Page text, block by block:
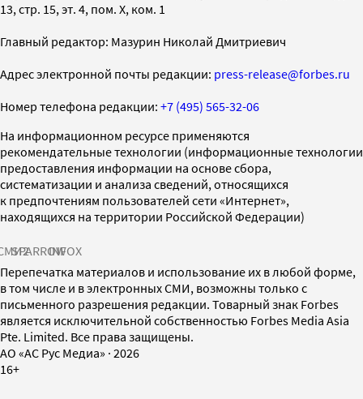
13, стр. 15, эт. 4, пом. X, ком. 1
Главный редактор: Мазурин Николай Дмитриевич
Адрес электронной почты редакции: press-release@forbes.ru
Номер телефона редакции: +7 (495) 565-32-06
На информационном ресурсе применяются
рекомендательные технологии (информационные технологии
предоставления информации на основе сбора,
систематизации и анализа сведений, относящихся
к предпочтениям пользователей сети «Интернет»,
находящихся на территории Российской Федерации)
SPARROWINFOX
Перепечатка материалов и использование их в любой форме,
в том числе и в электронных СМИ, возможны только с
письменного разрешения редакции. Товарный знак Forbes
является исключительной собственностью Forbes Media Asia
Pte. Limited. Все права защищены.
AO «АС Рус Медиа» · 2026
16+